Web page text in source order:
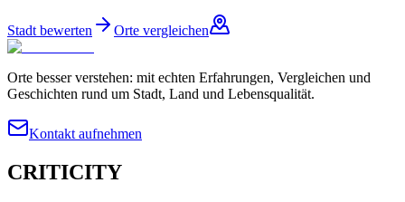
Stadt bewerten Orte vergleichen
Orte besser verstehen: mit echten Erfahrungen, Vergleichen und
Geschichten rund um Stadt, Land und Lebensqualität.
Kontakt aufnehmen
CRITICITY